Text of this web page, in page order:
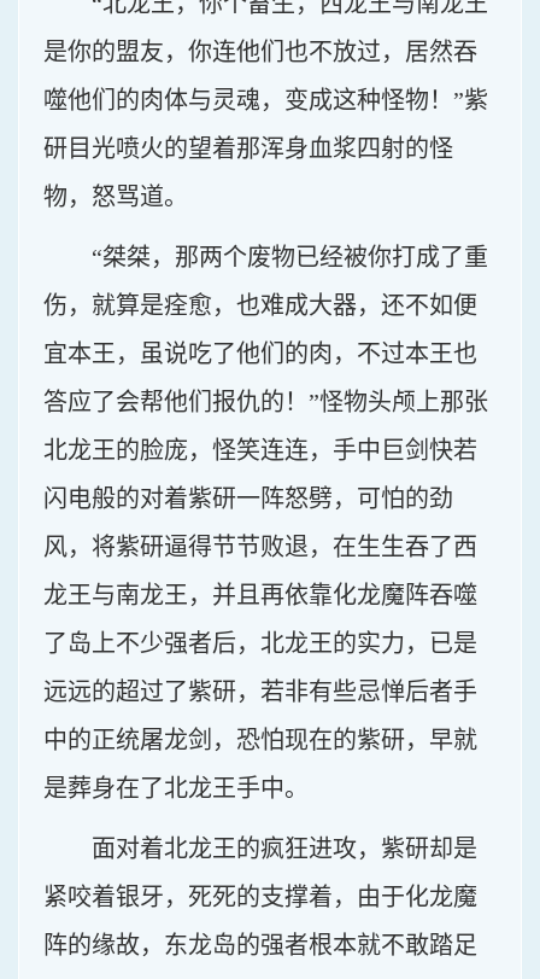
是你的盟友，你连他们也不放过，居然吞
噬他们的肉体与灵魂，变成这种怪物！”紫
研目光喷火的望着那浑身血浆四射的怪
物，怒骂道。
“桀桀，那两个废物已经被你打成了重
伤，就算是痊愈，也难成大器，还不如便
宜本王，虽说吃了他们的肉，不过本王也
答应了会帮他们报仇的！”怪物头颅上那张
北龙王的脸庞，怪笑连连，手中巨剑快若
闪电般的对着紫研一阵怒劈，可怕的劲
风，将紫研逼得节节败退，在生生吞了西
龙王与南龙王，并且再依靠化龙魔阵吞噬
了岛上不少强者后，北龙王的实力，已是
远远的超过了紫研，若非有些忌惮后者手
中的正统屠龙剑，恐怕现在的紫研，早就
是葬身在了北龙王手中。
面对着北龙王的疯狂进攻，紫研却是
紧咬着银牙，死死的支撑着，由于化龙魔
阵的缘故，东龙岛的强者根本就不敢踏足